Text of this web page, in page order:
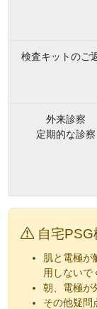
検査キットのご
外来診察
定期的な診察
自宅
肌と電極が
用しないで
朝、電極が
その他疑問